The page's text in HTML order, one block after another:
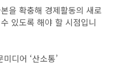
을 확충해 경제활동의 새로
있도록 해야 할 시점입니
디어 ‘산소통’